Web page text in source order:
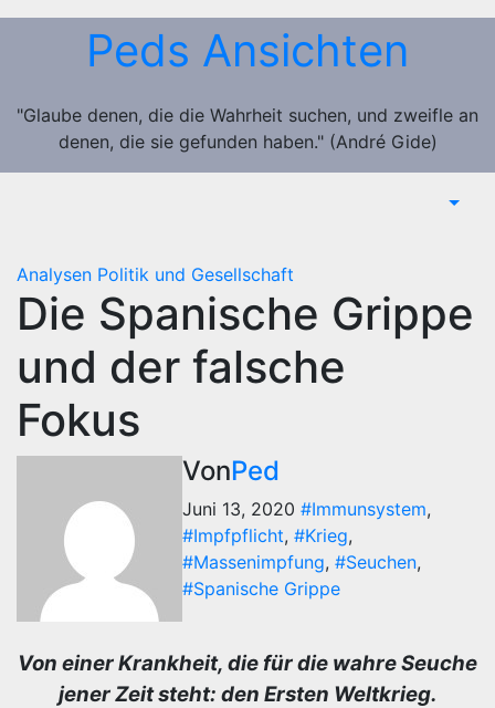
Zum
Peds Ansichten
"Glaube denen, die die Wahrheit suchen, und zweifle an
denen, die sie gefunden haben." (André Gide)
Analysen Politik und Gesellschaft
Die Spanische Grippe
und der falsche
Fokus
VonPed
Juni 13, 2020 #Immunsystem,
#Impfpflicht, #Krieg,
#Massenimpfung, #Seuchen,
#Spanische Grippe
Von einer Krankheit, die für die wahre Seuche
jener Zeit steht: den Ersten Weltkrieg.